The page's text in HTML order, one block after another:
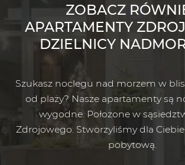
ZOBACZ
APARTAMENTY
DZIELNICY
Szukasz noclegu nad morzem w
od plaży? Nasze apartamenty są
wygodne. Położone w
Zdrojowego. Stworzyliśmy dla
pobytową.